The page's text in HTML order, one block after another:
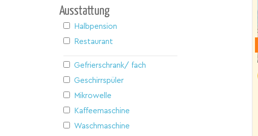
Ausstattung
Halbpension
Restaurant
Gefrierschrank/ fach
Geschirrspüler
Mikrowelle
Kaffeemaschine
Waschmaschine